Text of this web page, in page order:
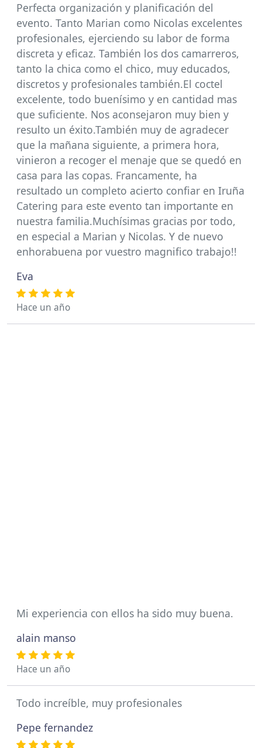
Perfecta organización y planificación del
evento. Tanto Marian como Nicolas excelentes
profesionales, ejerciendo su labor de forma
discreta y eficaz. También los dos camarreros,
tanto la chica como el chico, muy educados,
discretos y profesionales también.El coctel
excelente, todo buenísimo y en cantidad mas
que suficiente. Nos aconsejaron muy bien y
resulto un éxito.También muy de agradecer
que la mañana siguiente, a primera hora,
vinieron a recoger el menaje que se quedó en
casa para las copas. Francamente, ha
resultado un completo acierto confiar en Iruña
Catering para este evento tan importante en
nuestra familia.Muchísimas gracias por todo,
en especial a Marian y Nicolas. Y de nuevo
enhorabuena por vuestro magnifico trabajo!!
Eva
Hace un año
Mi experiencia con ellos ha sido muy buena.
alain manso
Hace un año
Todo increíble, muy profesionales
Pepe fernandez